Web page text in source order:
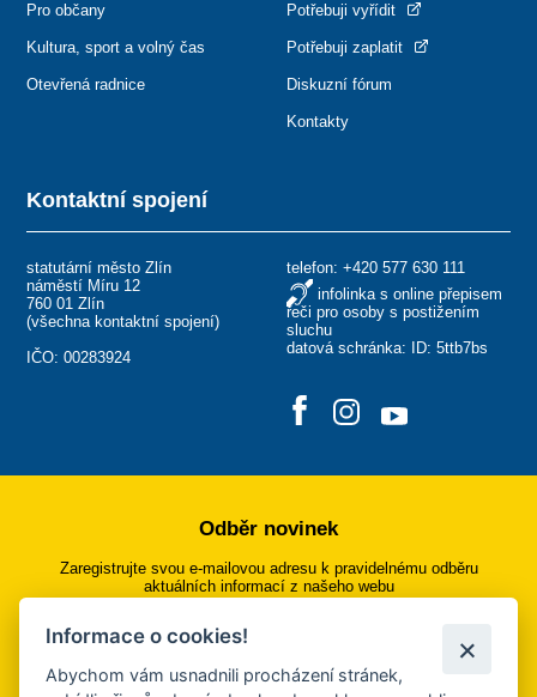
Kontaktní spojení
statutární město Zlín
náměstí Míru 12
760 01 Zlín
(všechna kontaktní spojení)
IČO: 00283924
telefon: +420 577 630 111
infolinka s online přepisem
řeči pro osoby s postižením
sluchu
datová schránka: ID: 5ttb7bs
Pro občany
Kultura, sport a volný čas
Otevřená radnice
Potřebuji vyřídit
Potřebuji zaplatit
Diskuzní fórum
Kontakty
Odběr novinek
Zaregistrujte svou e-mailovou adresu k pravidelnému odběru
aktuálních informací z našeho webu
Přihlásit se k odběru
Informace o cookies!
Abychom vám usnadnili procházení stránek,